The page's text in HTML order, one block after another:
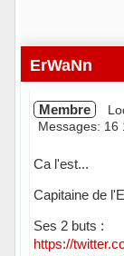
ErWaNn
Membre
Messages: 16
Ca l'est...
Capitaine de
Ses 2 buts :
https://